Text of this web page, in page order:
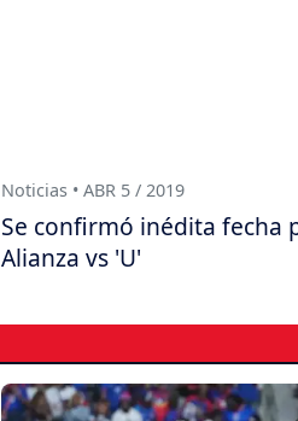
Noticias • ABR 5 / 2019
Se confirmó inédita fecha
Alianza vs 'U'